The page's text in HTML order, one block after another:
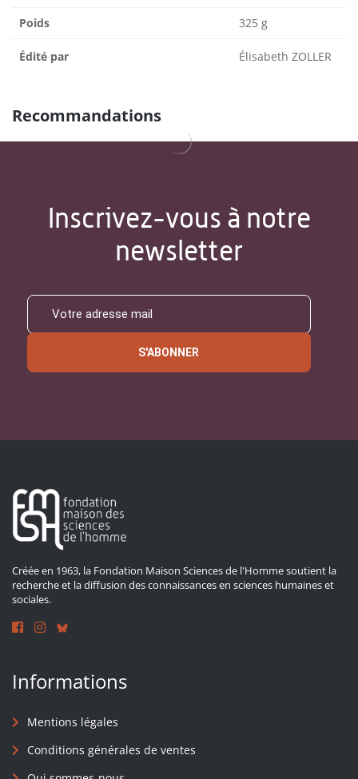
Poids 325 g
Édité par Élisabeth ZOLLER
Recommandations
Inscrivez-vous à notre
newsletter
S'ABONNER
Créée en 1963, la Fondation Maison Sciences de l'Homme soutient la
recherche et la diffusion des connaissances en sciences humaines et
sociales.
Informations
Mentions légales
Conditions générales de ventes